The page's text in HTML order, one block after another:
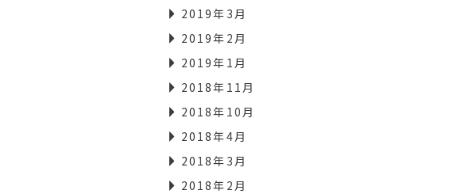
2019年3月
2019年2月
2019年1月
2018年11月
2018年10月
2018年4月
2018年3月
2018年2月